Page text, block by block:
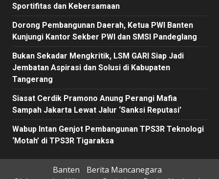
Sportifitas dan Kebersamaan
Dorong Pembangunan Daerah, Ketua PWI Banten
Kunjungi Kantor Sekber PWI dan SMSI Pandeglang
Bukan Sekadar Mengkritik, LSM GARI Siap Jadi
Jembatan Aspirasi dan Solusi di Kabupaten
Tangerang
Siasat Cerdik Pramono Anung Perangi Mafia
Sampah Jakarta Lewat Jalur ‘Sanksi Reputasi’
Wabup Intan Genjot Pembangunan TPS3R Teknologi
‘Motah’ di TPS3R Tigaraksa
Banten
Berita Mancanegara